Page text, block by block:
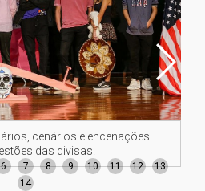
cenários e encenações
das divisas.
6 7 8 9 10 11 12
13
14